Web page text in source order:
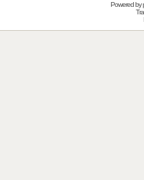
Powered by